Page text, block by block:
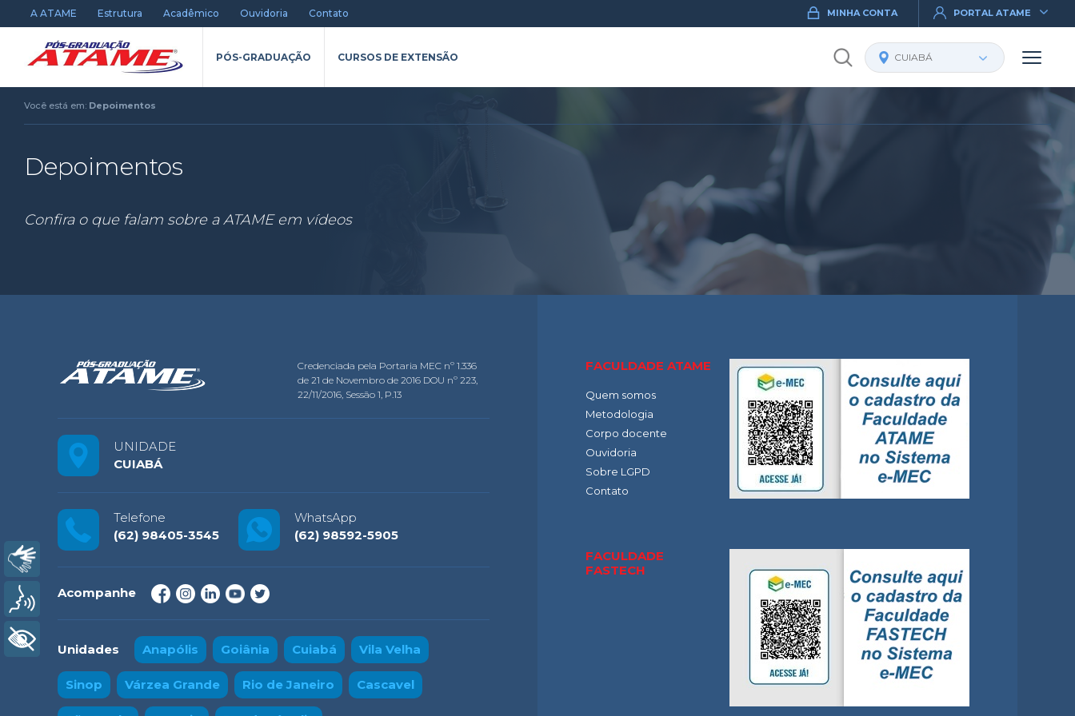
A ATAME Estrutura Acadêmico Ouvidoria Contato MINHA CONTA PORTAL ATAME
PÓS-GRADUAÇÃO CURSOS DE EXTENSÃO
Você está em: Depoimentos
Depoimentos
Confira o que falam sobre a ATAME em vídeos
Credenciada pela Portaria MEC nº 1.336
de 21 de Novembro de 2016 DOU nº 223,
22/11/2016, Sessão 1, P.13
UNIDADE
CUIABÁ
Telefone
(62) 98405-3545
WhatsApp
(62) 98592-5905
Acompanhe
Unidades Anapólis Goiânia Cuiabá Vila Velha
Sinop Várzea Grande Rio de Janeiro Cascavel
FACULDADE ATAME
Quem somos
Metodologia
Corpo docente
Ouvidoria
Sobre LGPD
Contato
FACULDADE
FASTECH
Voz
+ Acessibilidade